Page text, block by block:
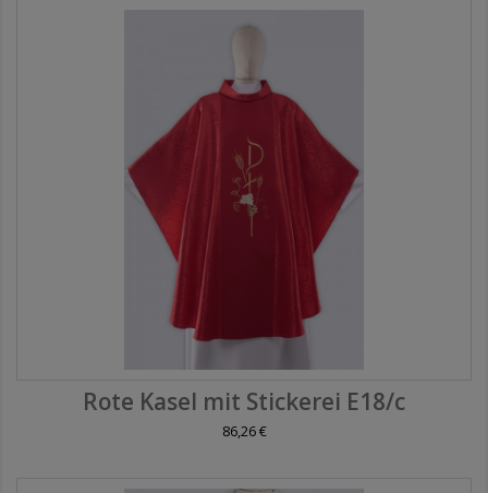
Rote Kasel mit Stickerei E18/c
86,26 €